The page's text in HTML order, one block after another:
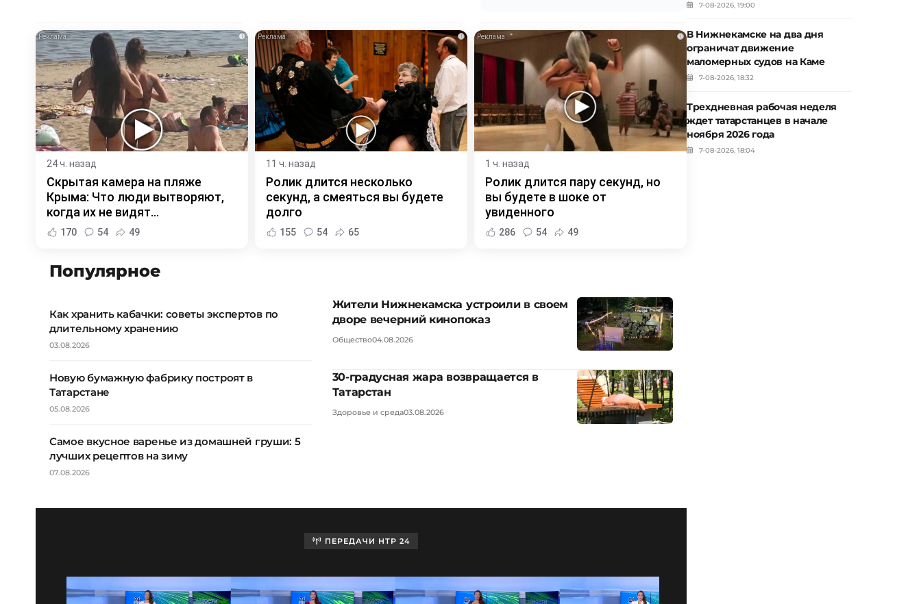
i
24 ч. назад
Скрытая камера на пляже
Крыма: Что люди вытворяют,
когда их не видят...
170 54 49
i
11 ч. назад
Ролик длится несколько
секунд, а смеяться вы будете
долго
155 54 65
i
1 ч. назад
Ролик длится пару секунд, но
вы будете в шоке от
увиденного
286 54 49
Популярное
Как хранить кабачки: советы экспертов по
длительному хранению
03.08.2026
Новую бумажную фабрику построят в
Татарстане
05.08.2026
Самое вкусное варенье из домашней груши: 5
лучших рецептов на зиму
07.08.2026
Жители Нижнекамска устроили в своем
дворе вечерний кинопоказ
Общество04.08.2026
30-градусная жара возвращается в
Татарстан
Здоровье и среда03.08.2026
ПЕРЕДАЧИ НТР 24
7-08-2026, 19:00
В Нижнекамске на два дня
ограничат движение
маломерных судов на Каме
7-08-2026, 18:32
Трехдневная рабочая неделя
ждет татарстанцев в начале
ноября 2026 года
7-08-2026, 18:04